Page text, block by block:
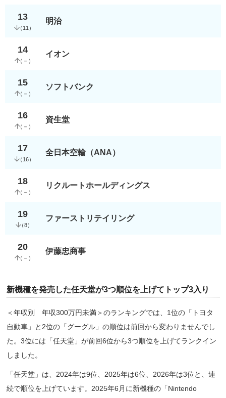
13
（ 11 ）
明治
14
（ － ）
イオン
15
（ － ）
ソフトバンク
16
（ － ）
資生堂
17
（ 16）
全日本空輸（ANA）
18
（ － ）
リクルートホールディングス
19
（8）
ファーストリテイリング
20
（ － ）
伊藤忠商事
新機種を発売した任天堂が3つ順位を上げてトップ3入り
＜年収別 年収300万円未満＞のランキングでは、1位の「トヨタ
自動車」と2位の「グーグル」の順位は前回から変わりませんでし
た。3位には「任天堂」が前回6位から3つ順位を上げてランクイン
しました。
「任天堂」は、2024年は9位、2025年は6位、2026年は3位と、連
続で順位を上げています。2025年6月に新機種の「Nintendo